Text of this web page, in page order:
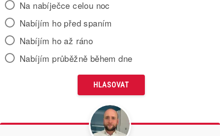
Na nabíječce celou noc
Nabíjím ho před spaním
Nabíjím ho až ráno
Nabíjím průběžně během dne